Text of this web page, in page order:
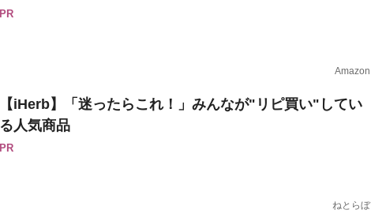
PR
Amazon
【iHerb】「迷ったらこれ！」みんなが"リピ買い"してい
る人気商品
PR
ねとらぼ